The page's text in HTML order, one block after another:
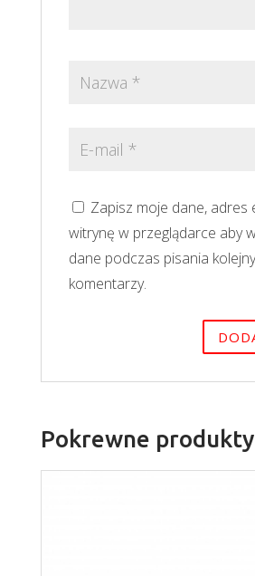
Zapisz moje dane, adres
witrynę w przeglądarce aby
dane podczas pisania
komentarzy.
Pokrewne produkty